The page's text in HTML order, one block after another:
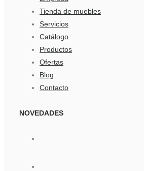
Tienda de muebles
Servicios
Catálogo
Productos
Ofertas
Blog
Contacto
NOVEDADES